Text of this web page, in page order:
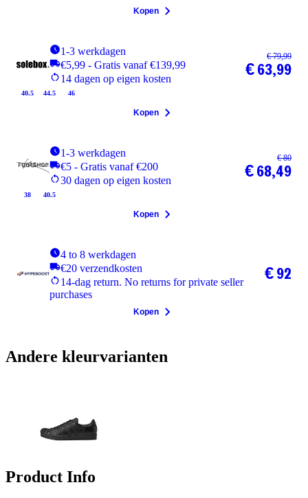
Kopen
1-3 werkdagen
€5,99 - Gratis vanaf €139,99
14 dagen op eigen kosten
40.5 44.5 46
€ 79,99
€ 63,99
Kopen
1-3 werkdagen
€5 - Gratis vanaf €200
30 dagen op eigen kosten
38 40.5
€ 80
€ 68,49
Kopen
4 to 8 werkdagen
€20 verzendkosten
14-dag return. No returns for private seller
purchases
€ 92
Kopen
Andere kleurvarianten
Product Info